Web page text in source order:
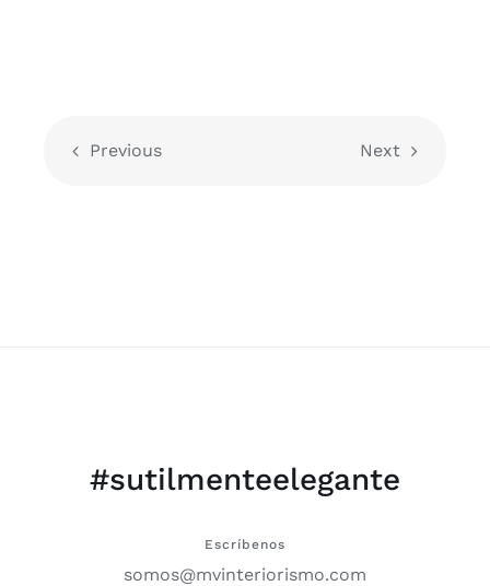
Previous Next
#sutilmenteelegante
Escríbenos
somos@mvinteriorismo.com